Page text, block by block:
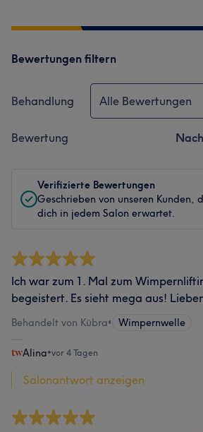
Bewertungen filtern
Behandlung Alle Bewertungen
Bewertung
Verifizierte Bewertungen
Geschrieben von unseren Kunden,
dich in jedem Salon erwartet.
Ich war zum 1. Mal zum
begeistert. Es sieht mega aus!
Behandelt von Kübra• Wimpernwelle
Alina•vor 4 Tagen
Salonantwort anzeigen